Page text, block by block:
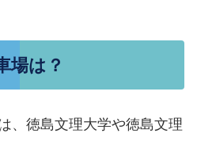
場は？
、徳島文理大学や徳島文理